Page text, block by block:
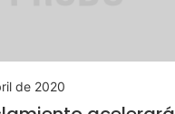
de 2020